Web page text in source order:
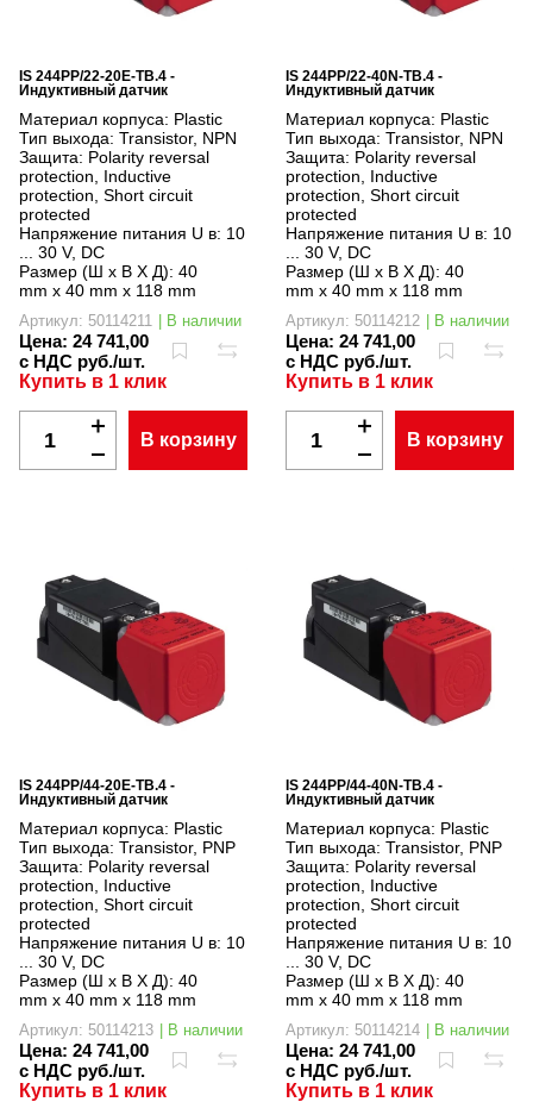
IS 244PP/22-20E-TB.4 -
Индуктивный датчик
Материал корпуса: Plastic
Тип выхода: Transistor, NPN
Защита: Polarity reversal
protection, Inductive
protection, Short circuit
protected
Напряжение питания U в: 10
... 30 V, DC
Размер (Ш x В X Д): 40
mm x 40 mm x 118 mm
Артикул: 50114211 | В наличии
Цена: 24 741,00
с НДС руб./шт.
Купить в 1 клик
В корзину
IS 244PP/22-40N-TB.4 -
Индуктивный датчик
Материал корпуса: Plastic
Тип выхода: Transistor, NPN
Защита: Polarity reversal
protection, Inductive
protection, Short circuit
protected
Напряжение питания U в: 10
... 30 V, DC
Размер (Ш x В X Д): 40
mm x 40 mm x 118 mm
Артикул: 50114212 | В наличии
Цена: 24 741,00
с НДС руб./шт.
Купить в 1 клик
В корзину
IS 244PP/44-20E-TB.4 -
Индуктивный датчик
Материал корпуса: Plastic
Тип выхода: Transistor, PNP
Защита: Polarity reversal
protection, Inductive
protection, Short circuit
protected
Напряжение питания U в: 10
... 30 V, DC
Размер (Ш x В X Д): 40
mm x 40 mm x 118 mm
Артикул: 50114213 | В наличии
Цена: 24 741,00
с НДС руб./шт.
Купить в 1 клик
IS 244PP/44-40N-TB.4 -
Индуктивный датчик
Материал корпуса: Plastic
Тип выхода: Transistor, PNP
Защита: Polarity reversal
protection, Inductive
protection, Short circuit
protected
Напряжение питания U в: 10
... 30 V, DC
Размер (Ш x В X Д): 40
mm x 40 mm x 118 mm
Артикул: 50114214 | В наличии
Цена: 24 741,00
с НДС руб./шт.
Купить в 1 клик